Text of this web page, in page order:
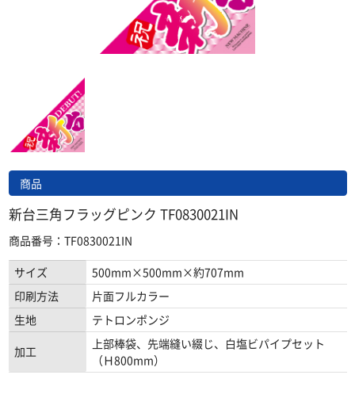
商品
新台三角フラッグピンク TF0830021IN
商品番号：TF0830021IN
サイズ
500mm×500mm×約707mm
印刷方法
片面フルカラー
生地
テトロンポンジ
加工
上部棒袋、先端縫い綴じ、白塩ビパイプセット
（Ｈ800mm）